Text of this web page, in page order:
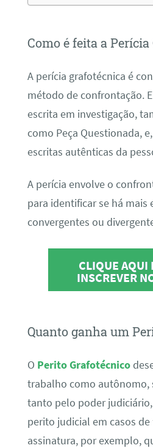
Como é feita a
A perícia grafotécnica é
método de confrontação.
escrita em investigação,
como Peça Questionada,
escritas autênticas da
A perícia envolve o
para identificar se há mais
convergentes ou
CLIQUE AQUI
INSCREVER
Quanto ganha um
O Perito Grafotécnico
trabalho como autônomo,
tanto pelo poder
perito judicial em casos
assinatura, por exemplo,